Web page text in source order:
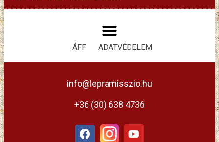
ÁFF ADATVÉDELEM
info@lepramisszio.hu
+36 (30) 638 4736